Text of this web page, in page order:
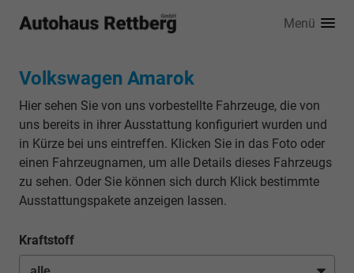
Menü
Volkswagen Amarok
Hier sehen Sie von uns vorbestellte Fahrzeuge, die von
uns bereits in ihrer Ausstattung konfiguriert wurden und
in Kürze bei uns eintreffen. Klicken Sie in das Foto oder
einen Fahrzeugnamen, um alle Details dieses Fahrzeugs
zu sehen. Oder Sie können sich durch Klick bestimmte
Ausstattungspakete anzeigen lassen.
Kraftstoff